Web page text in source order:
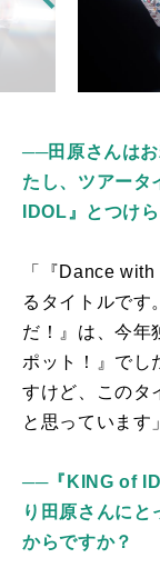
──田原さんは
たし、ツアー
IDOL』とつけ
「『Dance with
るタイトルです
だ！』は、今年
ポット！』でし
すけど、このタ
と思っています」
──『KING of
り田原さんにと
からですか？